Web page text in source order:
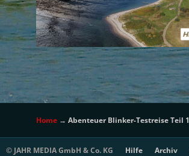
Home → Abenteuer Blinker-Testreise Teil 1
© JAHR MEDIA GmbH & Co. KG Hilfe Archiv